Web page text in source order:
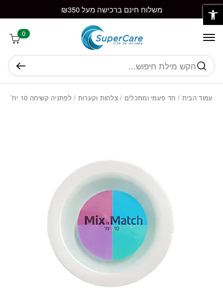
Skip to Content משלוח חינם ברכישה מעל ₪350
0
חיפוש
עמוד הבית / חד פעמי ומתכלים / צלחות וקערות / לפתניה קשיחה 10 יח’
בחזרה למעלה
פתח סרגל נגישות